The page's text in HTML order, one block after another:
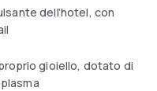
complete with LCD TVs
Guests can enjoy free
dell’hotel, con
gioiello, dotato di